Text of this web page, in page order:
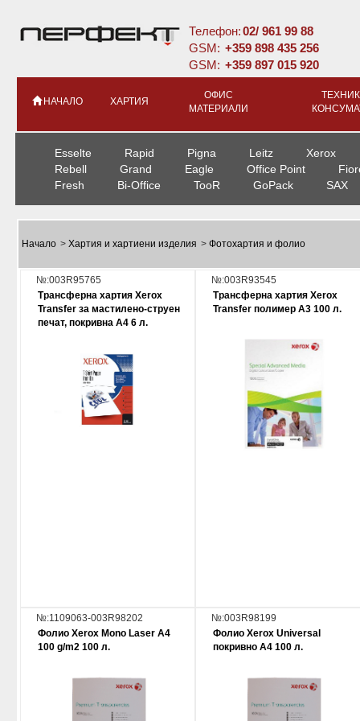
Телефон:02/ 961 99 88
GSM: +359 898 435 256
GSM: +359 897 015 920
НАЧАЛО ХАРТИЯ
ОФИС
МАТЕРИАЛИ
Esselte Rapid Pigna Leitz
Xerox
Rebell
Grand Eagle Office Point
Fresh
Bi-Office TooR GoPack SAX
Начало > Хартия и хартиени изделия > Фотохартия и фолио
№:003R95765
Трансферна хартия Xerox
Transfer за мастилено-струен
печат, покривна A4 6 л.
№:003R93545
Трансферна хартия Xerox
Transfer полимер A3 100 л.
№:1109063-003R98202
Фолио Xerox Mono Laser A4
100 g/m2 100 л.
№:003R98199
Фолио Xerox Universal
покривно A4 100 л.